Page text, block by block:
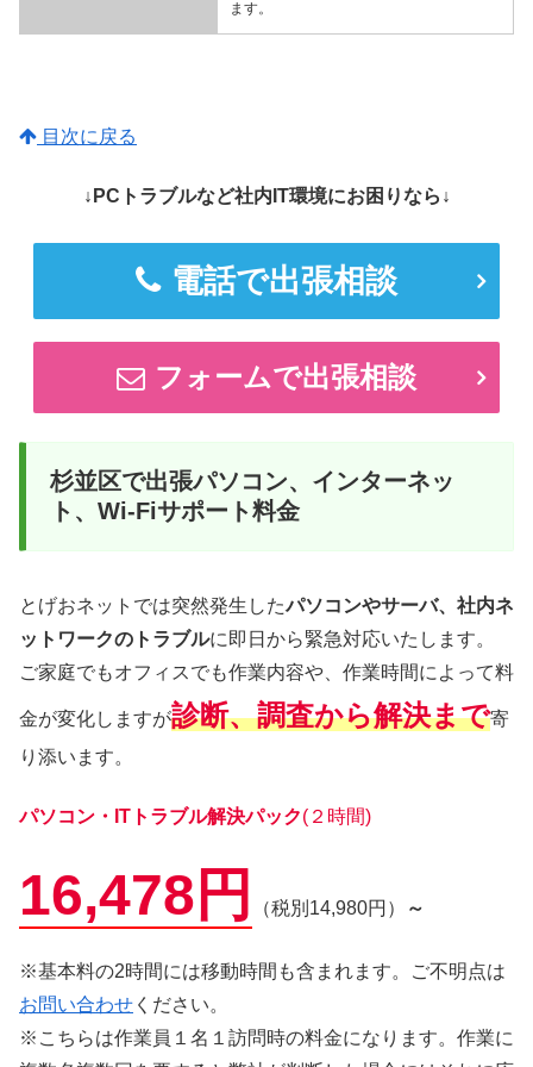
ます。
目次に戻る
↓PCトラブルなど社内IT環境にお困りなら↓
電話で出張相談
フォームで出張相談
杉並区で出張パソコン、インターネッ
ト、Wi-Fiサポート料金
とげおネットでは突然発生したパソコンやサーバ、社内ネ
ットワークのトラブルに即日から緊急対応いたします。
ご家庭でもオフィスでも作業内容や、作業時間によって料
金が変化しますが診断、調査から解決まで寄
り添います。
パソコン・ITトラブル解決パック(２時間)
16,478円 （税別14,980円） ～
※基本料の2時間には移動時間も含まれます。ご不明点は
お問い合わせ ください。
※こちらは作業員１名１訪問時の料金になります。作業に